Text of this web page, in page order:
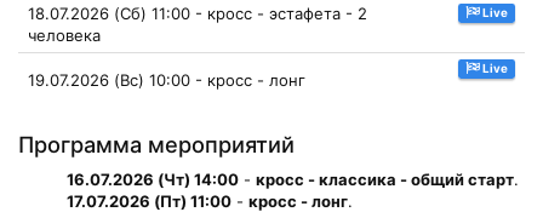
18.07.2026 (Сб) 11:00 - кросс - эстафета - 2
человека
Live
19.07.2026 (Вс) 10:00 - кросс - лонг
Live
Программа мероприятий
16.07.2026 (Чт) 14:00 - кросс - классика - общий старт.
17.07.2026 (Пт) 11:00 - кросс - лонг.